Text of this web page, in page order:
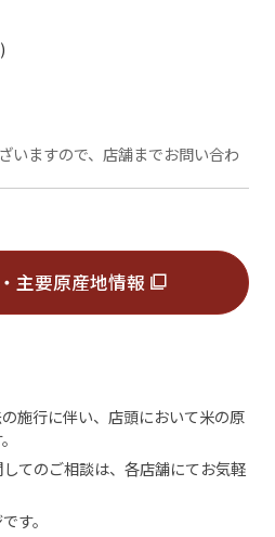
いますので、店舗までお問い合わ
主要原産地情報
施行に伴い、店頭において米の原
てのご相談は、各店舗にてお気軽
す。